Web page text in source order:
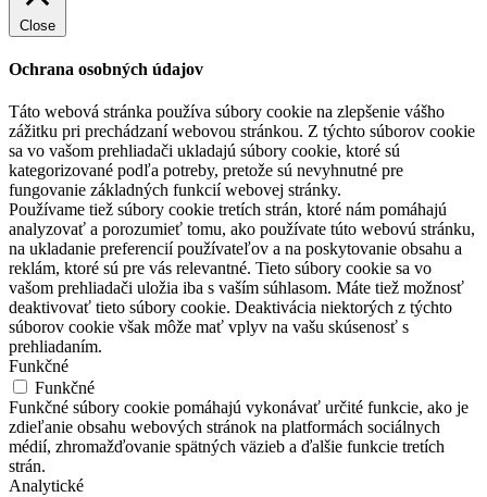
Close
Ochrana osobných údajov
Táto webová stránka používa súbory cookie na zlepšenie vášho
zážitku pri prechádzaní webovou stránkou. Z týchto súborov cookie
sa vo vašom prehliadači ukladajú súbory cookie, ktoré sú
kategorizované podľa potreby, pretože sú nevyhnutné pre
fungovanie základných funkcií webovej stránky.
Používame tiež súbory cookie tretích strán, ktoré nám pomáhajú
analyzovať a porozumieť tomu, ako používate túto webovú stránku,
na ukladanie preferencií používateľov a na poskytovanie obsahu a
reklám, ktoré sú pre vás relevantné. Tieto súbory cookie sa vo
vašom prehliadači uložia iba s vaším súhlasom. Máte tiež možnosť
deaktivovať tieto súbory cookie. Deaktivácia niektorých z týchto
súborov cookie však môže mať vplyv na vašu skúsenosť s
prehliadaním.
Funkčné
Funkčné
Funkčné súbory cookie pomáhajú vykonávať určité funkcie, ako je
zdieľanie obsahu webových stránok na platformách sociálnych
médií, zhromažďovanie spätných väzieb a ďalšie funkcie tretích
strán.
Analytické